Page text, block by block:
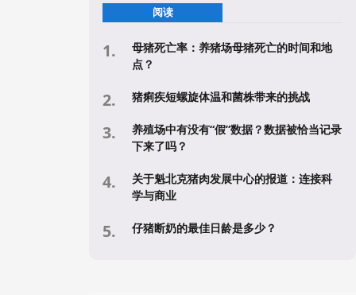
阅读
母猪死亡率：养猪场母猪死亡的时间和地
点？
猪痢疾短螺旋体温和菌株带来的挑战
养殖场中有没有“假”数据？数据被恰当记录
下来了吗？
关于魁北克猪肉发展中心的报道：连接科
学与商业
仔猪断奶的最佳日龄是多少？